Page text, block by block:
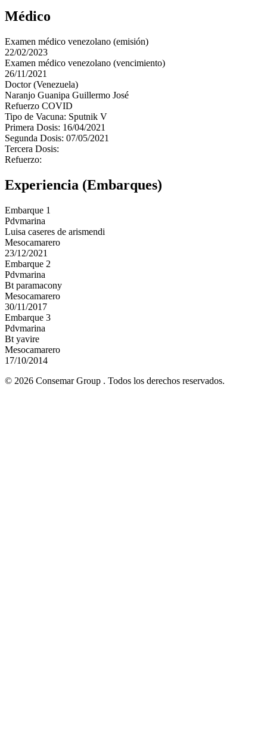
Médico
Examen médico venezolano (emisión)
22/02/2023
Examen médico venezolano (vencimiento)
26/11/2021
Doctor (Venezuela)
Naranjo Guanipa Guillermo José
Refuerzo COVID
Tipo de Vacuna: Sputnik V
Primera Dosis: 16/04/2021
Segunda Dosis: 07/05/2021
Tercera Dosis:
Refuerzo:
Experiencia (Embarques)
Embarque 1
Pdvmarina
Luisa caseres de arismendi
Mesocamarero
23/12/2021
Embarque 2
Pdvmarina
Bt paramacony
Mesocamarero
30/11/2017
Embarque 3
Pdvmarina
Bt yavire
Mesocamarero
17/10/2014
© 2026 Consemar Group . Todos los derechos reservados.